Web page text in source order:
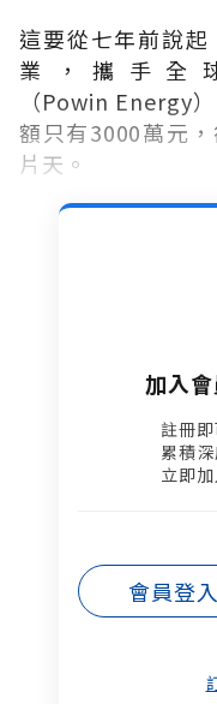
這要從七年前說
業，攜手全
（Powin Energy
額只有3000萬元
片天。
加入
註冊
累積
立即
會員登入